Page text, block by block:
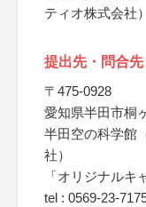
ティオ株式会社）
提出先・問合先
〒475-0928
愛知県半田市桐
半田空の科学館
社）
「オリジナル
tel : 0569-23-